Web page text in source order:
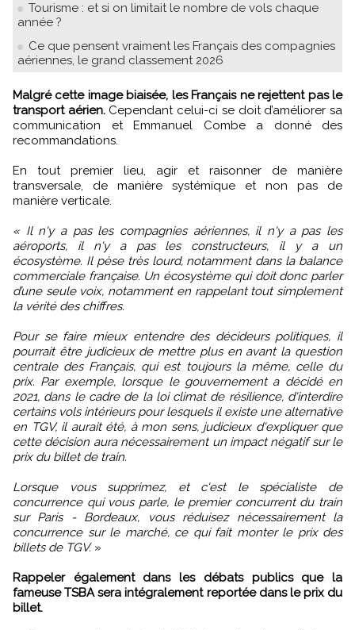
Tourisme : et si on limitait le nombre de vols chaque
année ?
Ce que pensent vraiment les Français des compagnies
aériennes, le grand classement 2026
Malgré cette image biaisée, les Français ne rejettent pas le
transport aérien.Cependant celui-ci se doit d’améliorer sa
communication et Emmanuel Combe a donné des
recommandations.
En tout premier lieu, agir et raisonner de manière
transversale, de manière systémique et non pas de
manière verticale.
« Il n'y a pas les compagnies aériennes, il n'y a pas les
aéroports, il n'y a pas les constructeurs, il y a un
écosystème. Il pèse très lourd, notamment dans la balance
commerciale française. Un écosystème qui doit donc parler
d’une seule voix, notamment en rappelant tout simplement
la vérité des chiffres.
Pour se faire mieux entendre des décideurs politiques, il
pourrait être judicieux de mettre plus en avant la question
centrale des Français, qui est toujours la même, celle du
prix. Par exemple, lorsque le gouvernement a décidé en
2021, dans le cadre de la loi climat de résilience, d'interdire
certains vols intérieurs pour lesquels il existe une alternative
en TGV, il aurait été, à mon sens, judicieux d'expliquer que
cette décision aura nécessairement un impact négatif sur le
prix du billet de train.
Lorsque vous supprimez, et c'est le spécialiste de
concurrence qui vous parle, le premier concurrent du train
sur Paris - Bordeaux, vous réduisez nécessairement la
concurrence sur le marché, ce qui fait monter le prix des
billets de TGV. »
Rappeler également dans les débats publics que la
fameuse TSBA sera intégralement reportée dans le prix du
billet.